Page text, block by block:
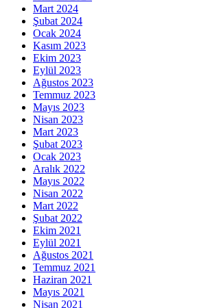
Mart 2024
Şubat 2024
Ocak 2024
Kasım 2023
Ekim 2023
Eylül 2023
Ağustos 2023
Temmuz 2023
Mayıs 2023
Nisan 2023
Mart 2023
Şubat 2023
Ocak 2023
Aralık 2022
Mayıs 2022
Nisan 2022
Mart 2022
Şubat 2022
Ekim 2021
Eylül 2021
Ağustos 2021
Temmuz 2021
Haziran 2021
Mayıs 2021
Nisan 2021